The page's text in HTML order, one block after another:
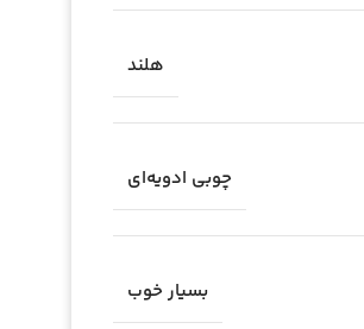
هلند
چوبی ادویه‌ای
بسیار خوب